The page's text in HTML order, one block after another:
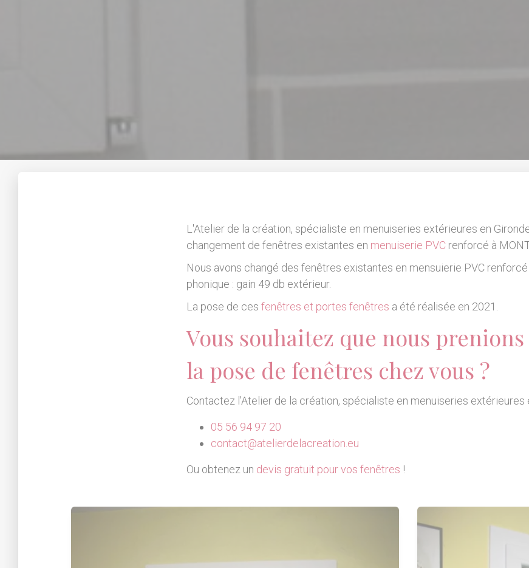
L'Atelier de la création, spécialiste en menuiseries extérieures en
changement de fenêtres existantes en menuiserie PVC renforcé à
Nous avons changé des fenêtres existantes en mensuierie PVC
phonique : gain 49 db extérieur.
La pose de ces fenêtres et portes fenêtres a été réalisée en 2021.
Vous souhaitez que nous
la pose de fenêtres chez vous ?
Contactez l'Atelier de la création, spécialiste en menuiseries extérieures
05 56 94 97 20
contact@atelierdelacreation.eu
Ou obtenez un devis gratuit pour vos fenêtres !